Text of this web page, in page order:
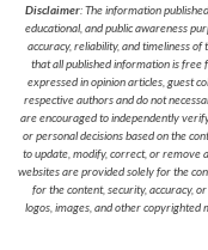
Disclaimer: The information
educational, and public awareness
accuracy, reliability, and timeliness
that all published information is free
expressed in opinion articles, guest
respective authors and do not
are encouraged to independently
or personal decisions based on the
to update, modify, correct, or remove
websites are provided solely for the
for the content, security, accuracy,
logos, images, and other